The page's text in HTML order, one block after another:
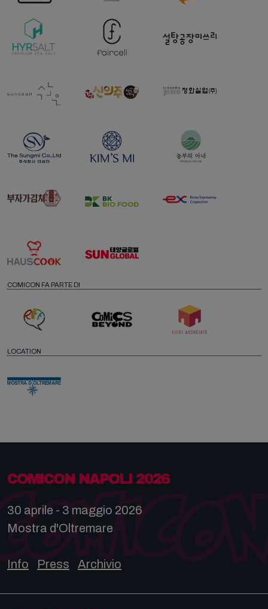
COMICON FA PARTE DI
LOCATION
COMICON NAPOLI 2026
30 aprile - 3 maggio 2026
Mostra d'Oltremare
Info Press Archivio